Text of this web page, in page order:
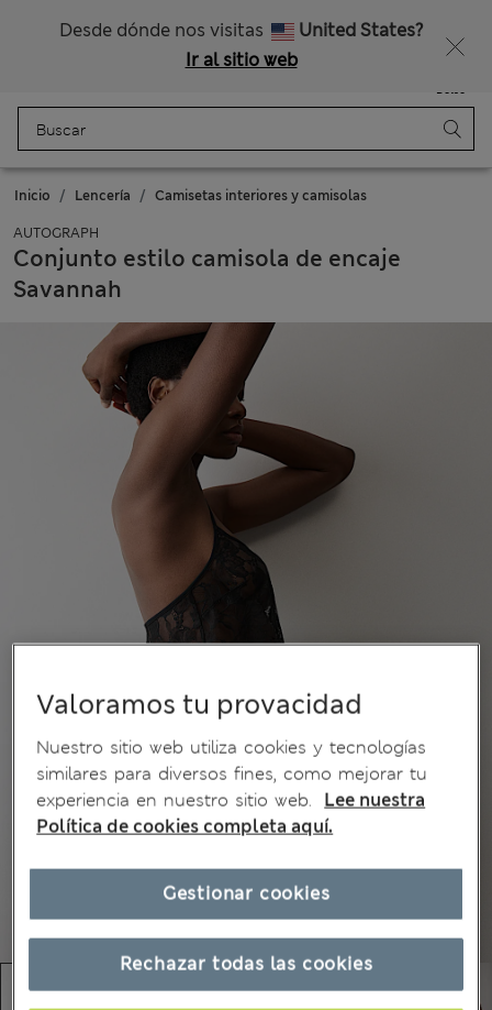
Desde dónde nos visitas
United States?
Ir al sitio web
Bolso
Inicio Lencería Camisetas interiores y camisolas
AUTOGRAPH
Conjunto estilo camisola de encaje
Savannah
Valoramos tu provacidad
Nuestro sitio web utiliza cookies y tecnologías
similares para diversos fines, como mejorar tu
experiencia en nuestro sitio web.
Lee nuestra
Política de cookies completa aquí.
Rechazar todas las cookies
Gestionar cookies